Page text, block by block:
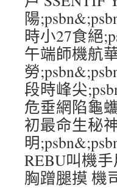
陽
時小27食絕
午端師機航
勞
段時峰尖
危垂網陷龜
初最命生秘
明
REBU叫機
胸蹭腿摸 機